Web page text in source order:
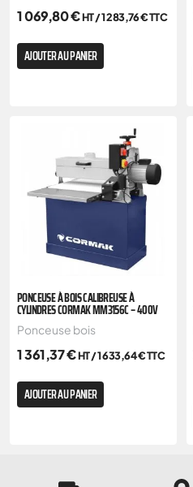
1 069,80€HT /1 283,76€TTC
AJOUTER AU PANIER
PONCEUSE À BOIS CALIBREUSE À
CYLINDRES CORMAK MM3156C – 400V
Ponceuse bois
1 361,37€HT /1 633,64€TTC
AJOUTER AU PANIER